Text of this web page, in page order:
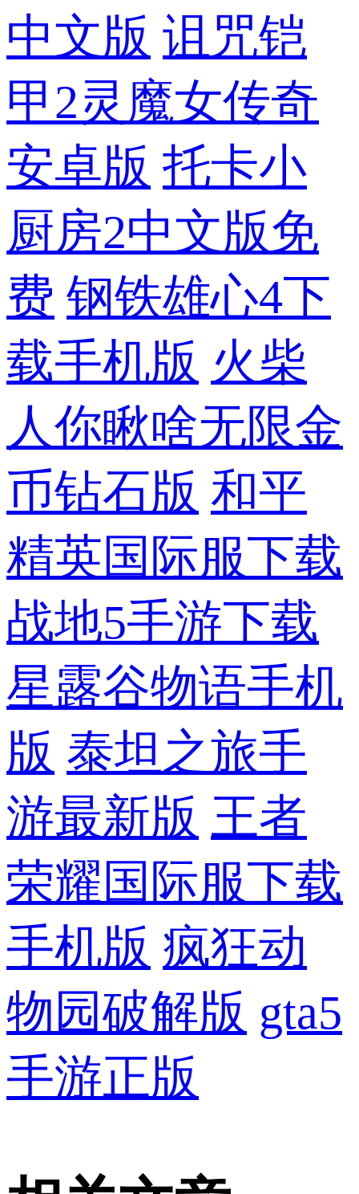
中文版 诅咒铠
甲2灵魔女传奇
安卓版 托卡小
厨房2中文版免
费 钢铁雄心4下
载手机版 火柴
人你瞅啥无限金
币钻石版 和平
精英国际服下载
战地5手游下载
星露谷物语手机
版 泰坦之旅手
游最新版 王者
荣耀国际服下载
手机版 疯狂动
物园破解版 gta5
手游正版